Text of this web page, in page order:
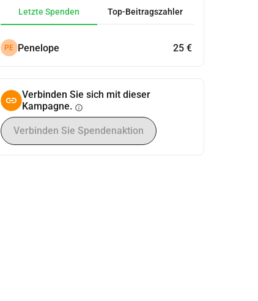
Letzte Spenden Top-Beitragszahler
PE Penelope 25 €
Verbinden Sie sich mit dieser
Kampagne. info
Verbinden Sie Spendenaktion